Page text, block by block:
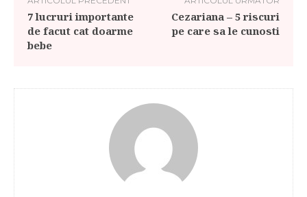
7 lucruri importante
de facut cat doarme
bebe
Cezariana – 5 riscuri
pe care sa le cunosti